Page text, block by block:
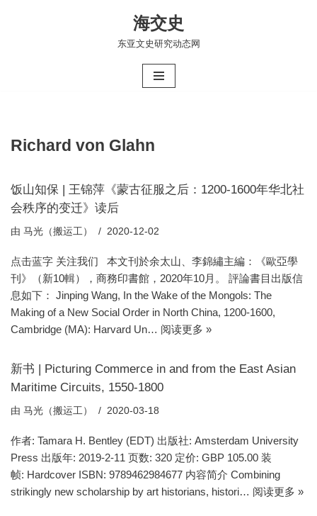
海交史
东亚文史研究动态网
Richard von Glahn
饭山知保 | 王锦萍《蒙古征服之后：1200-1600年华北社
会秩序的变迁》读后
由 马光（搬运工） 2020-12-02
点击蓝字 关注我们 本文刊於余太山、李錦繡主編：《歐亞學
刊》（新10輯），商務印書館，2020年10月。 評論書目出版信
息如下： Jinping Wang, In the Wake of the Mongols: The
Making of a New Social Order in North China, 1200-1600,
Cambridge (MA): Harvard Un… 阅读更多 »
新书 | Picturing Commerce in and from the East Asian
Maritime Circuits, 1550-1800
由 马光（搬运工） 2020-03-18
作者: Tamara H. Bentley (EDT) 出版社: Amsterdam University
Press 出版年: 2019-2-11 页数: 320 定价: GBP 105.00 装
帧: Hardcover ISBN: 9789462984677 内容简介 Combining
strikingly new scholarship by art historians, histori… 阅读更多 »